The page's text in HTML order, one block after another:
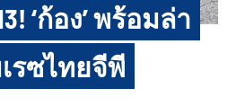
‘ก้อง’ พร้อมล่า
รซไทยจีพี